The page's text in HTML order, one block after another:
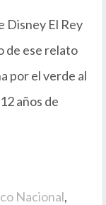
Disney El Rey
de ese relato
por el verde al
años de
Nacional,